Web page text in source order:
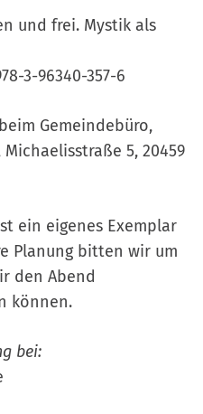
und frei. Mystik als
3-96340-357-6
Gemeindebüro,
5, 20459
ein eigenes Exemplar
Planung bitten wir um
den Abend
können.
bei: